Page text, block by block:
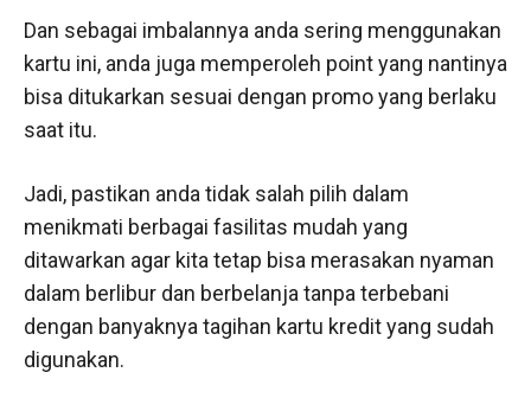
Dan sebagai imbalannya anda sering menggunakan
kartu ini, anda juga memperoleh point yang nantinya
bisa ditukarkan sesuai dengan promo yang berlaku
saat itu.
Jadi, pastikan anda tidak salah pilih dalam
menikmati berbagai fasilitas mudah yang
ditawarkan agar kita tetap bisa merasakan nyaman
dalam berlibur dan berbelanja tanpa terbebani
dengan banyaknya tagihan kartu kredit yang sudah
digunakan.